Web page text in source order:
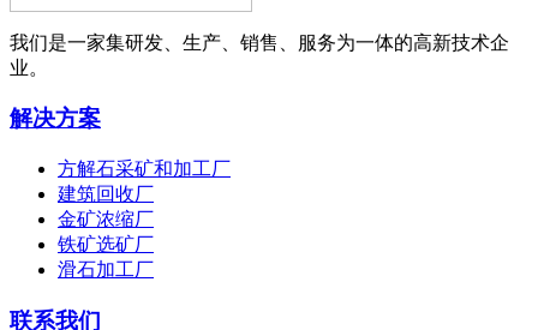
我们是一家集研发、生产、销售、服务为一体的高新技术企
业。
解决方案
方解石采矿和加工厂
建筑回收厂
金矿浓缩厂
铁矿选矿厂
滑石加工厂
联系我们